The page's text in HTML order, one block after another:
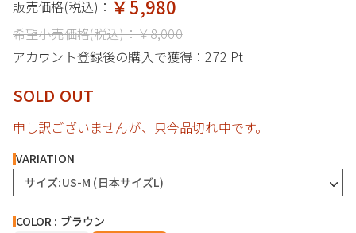
販売価格(税込)： ￥5,980
希望小売価格(税込)：￥8,000
アカウント登録後の購入で獲得：272 Pt
SOLD OUT
申し訳ございませんが、只今品切れ中です。
VARIATION
サイズ:US-M (日本サイズL)
COLOR : ブラウン